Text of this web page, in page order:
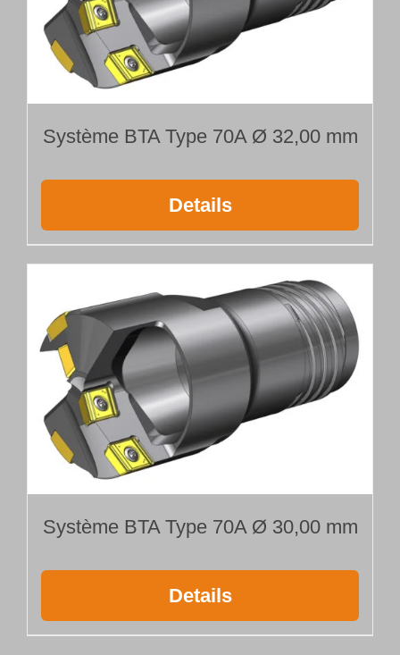
Système BTA Type 70A Ø 32,00 mm
Details
Système BTA Type 70A Ø 30,00 mm
Details